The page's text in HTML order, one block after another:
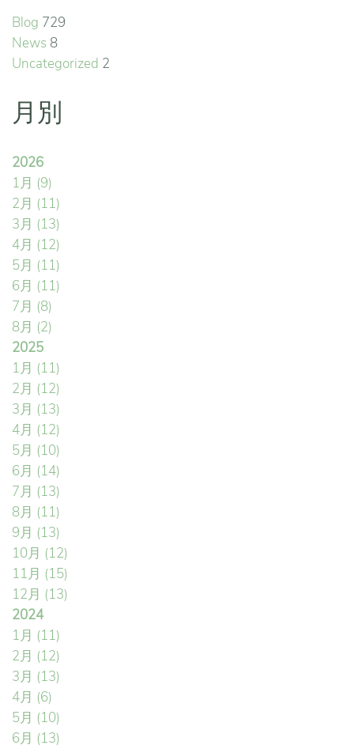
Blog 729
News 8
Uncategorized 2
月別
2026
1月 (9)
2月 (11)
3月 (13)
4月 (12)
5月 (11)
6月 (11)
7月 (8)
8月 (2)
2025
1月 (11)
2月 (12)
3月 (13)
4月 (12)
5月 (10)
6月 (14)
7月 (13)
8月 (11)
9月 (13)
10月 (12)
11月 (15)
12月 (13)
2024
1月 (11)
2月 (12)
3月 (13)
4月 (6)
5月 (10)
6月 (13)